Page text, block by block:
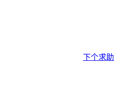
下个求助